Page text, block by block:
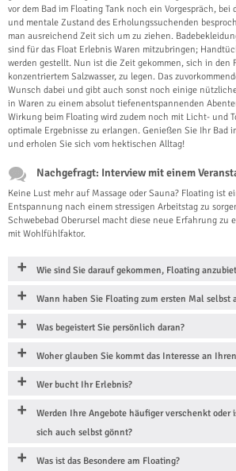
vor dem Bad im Floating Tank noch ein Vorgespräch, bei
und mentale Zustand des Erholungssuchenden
man ausreichend Zeit sich um zu ziehen.
sind für das Float Erlebnis Waren mitzubringen;
werden gestellt. Nun ist die Zeit gekommen, sich in den
konzentriertem Salzwasser, zu legen. Das
Wunsch dabei und gibt auch sonst noch einige
in Waren zu einem absolut tiefenentspannenden
Wirkung beim Floating wird zudem noch mit Licht- und
optimale Ergebnisse zu erlangen. Genießen Sie Ihr Bad
und erholen Sie sich vom hektischen Alltag!
Nachgefragt: Interview mit einem
Keine Lust mehr auf Massage oder Sauna? Floating ist
Entspannung nach einem stressigen Arbeitstag zu
Schwebebad Oberursel macht diese neue Erfahrung zu
mit Wohlfühlfaktor.
Wie sind Sie darauf gekommen, Floating
Wann haben Sie Floating zum ersten Mal selbst
Was begeistert Sie persönlich daran?
Woher glauben Sie kommt das Interesse an
Wer bucht Ihr Erlebnis?
Werden Ihre Angebote häufiger verschenkt oder
sich auch selbst gönnt?
Was ist das Besondere am Floating?